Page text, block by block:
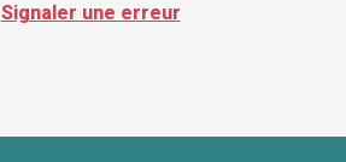
Signaler une erreur